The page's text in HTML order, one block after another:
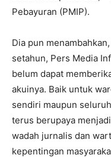
Pebayuran (PMIP).
Dia pun
setahun, Pers Media
belum dapat
akuinya. Baik untuk
sendiri maupun
terus berupaya
wadah jurnalis dan
kepentingan